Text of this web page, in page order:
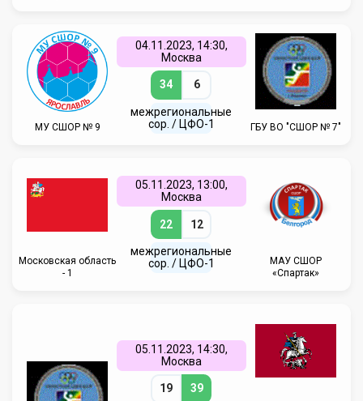
МУ СШОР № 9
04.11.2023, 14:30,
Москва
34 6
межрегиональные
сор. / ЦФО-1
ГБУ ВО "СШОР № 7"
Московская область
- 1
05.11.2023, 13:00,
Москва
22 12
межрегиональные
сор. / ЦФО-1
МАУ СШОР
«Спартак»
05.11.2023, 14:30,
Москва
19 39